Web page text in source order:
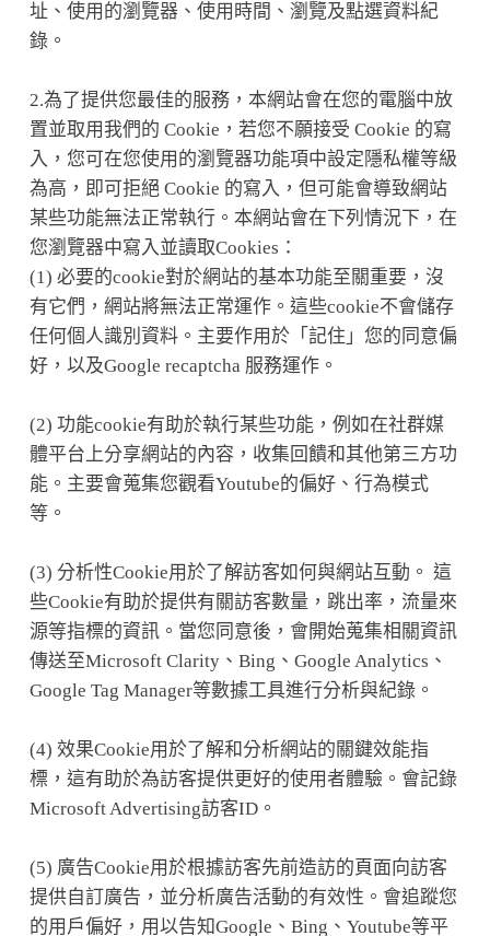
址、使用的瀏覽器、使用時間、瀏覽及點選資料紀
錄。
2.為了提供您最佳的服務，本網站會在您的電腦中放
置並取用我們的 Cookie，若您不願接受 Cookie 的寫
入，您可在您使用的瀏覽器功能項中設定隱私權等級
為高，即可拒絕 Cookie 的寫入，但可能會導致網站
某些功能無法正常執行。本網站會在下列情況下，在
您瀏覽器中寫入並讀取Cookies：
(1) 必要的cookie對於網站的基本功能至關重要，沒
有它們，網站將無法正常運作。這些cookie不會儲存
任何個人識別資料。主要作用於「記住」您的同意偏
好，以及Google recaptcha 服務運作。
(2) 功能cookie有助於執行某些功能，例如在社群媒
體平台上分享網站的內容，收集回饋和其他第三方功
能。主要會蒐集您觀看Youtube的偏好、行為模式
等。
(3) 分析性Cookie用於了解訪客如何與網站互動。 這
些Cookie有助於提供有關訪客數量，跳出率，流量來
源等指標的資訊。當您同意後，會開始蒐集相關資訊
傳送至Microsoft Clarity、Bing、Google Analytics、
Google Tag Manager等數據工具進行分析與紀錄。
(4) 效果Cookie用於了解和分析網站的關鍵效能指
標，這有助於為訪客提供更好的使用者體驗。會記錄
Microsoft Advertising訪客ID。
(5) 廣告Cookie用於根據訪客先前造訪的頁面向訪客
提供自訂廣告，並分析廣告活動的有效性。會追蹤您
的用戶偏好，用以告知Google、Bing、Youtube等平